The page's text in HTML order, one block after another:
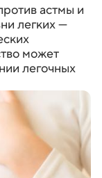
астмы и
легких —
может
легочных